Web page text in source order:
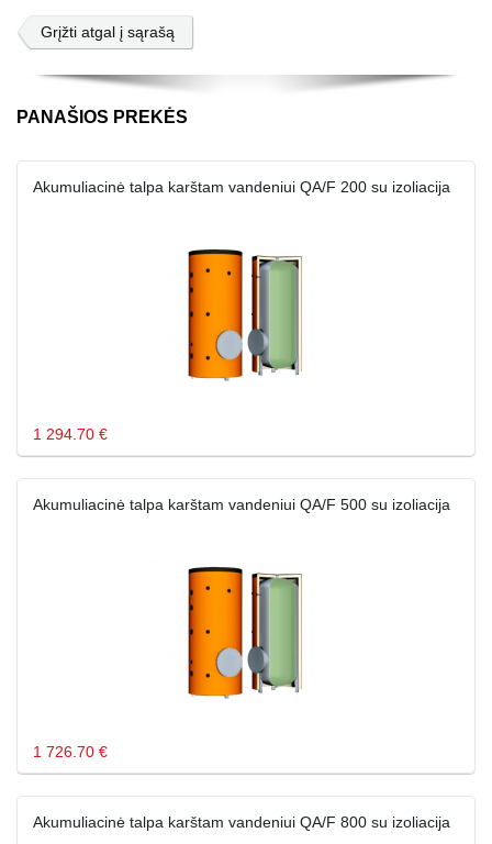
Grįžti atgal į sąrašą
PANAŠIOS PREKĖS
Akumuliacinė talpa karštam vandeniui QA/F 200 su izoliacija
1 294.70 €
Akumuliacinė talpa karštam vandeniui QA/F 500 su izoliacija
1 726.70 €
Akumuliacinė talpa karštam vandeniui QA/F 800 su izoliacija